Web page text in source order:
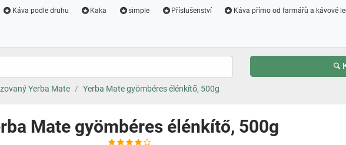
Káva podle druhu Kaka simple Příslušenství Káva přímo od farmářů a kávové
Yerba Mate Yerba Mate gyömbéres élénkítő, 500g
Mate gyömbéres élénkítő, 500g